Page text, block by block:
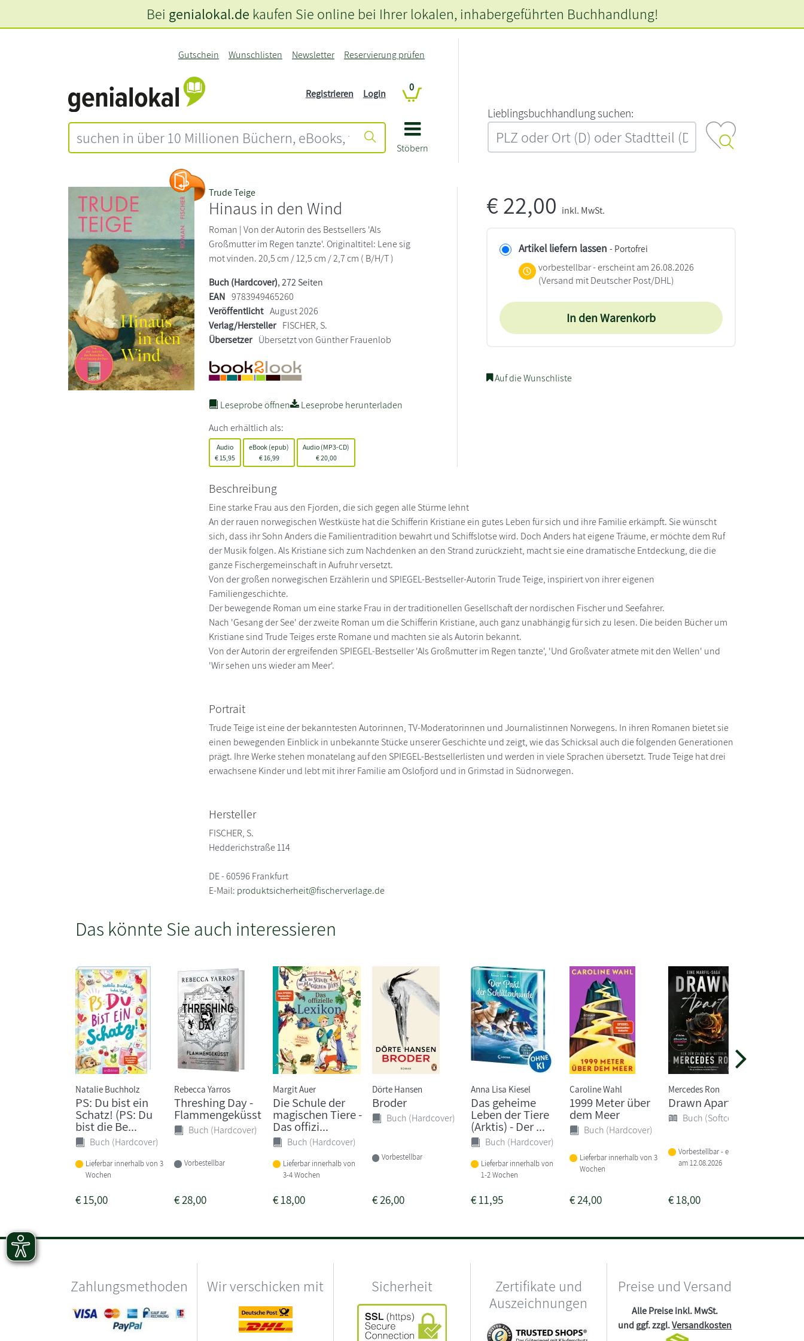
Stöbern
Gutschein Wunschlisten Newsletter Reservierung prüfen
Registrieren Login
0
L‍i‍e‍b‍l‍i‍n‍g‍s‍b‍u‍c‍h‍h‍a‍n‍d‍l‍u‍n‍g‍ ‍s‍u‍c‍h‍e‍n‍:‍
Bei genialokal.de kaufen Sie online bei Ihrer lokalen, inhabergeführten Buchhandlung!
Trude Teige
Hinaus in den Wind
Roman | Von der Autorin des Bestsellers 'Als
Großmutter im Regen tanzte'. Originaltitel: Lene sig
mot vinden. 20,5 cm / 12,5 cm / 2,7 cm ( B/H/T )
Buch (Hardcover), 272 Seiten
EAN 9783949465260
Veröffentlicht August 2026
Verlag/Hersteller FISCHER, S.
Übersetzer Übersetzt von Günther Frauenlob
Leseprobe öffnen
Leseprobe herunterladen
Auch erhältlich als:
Audio
€ 15,95
eBook (epub)
€16,99
Audio (MP3-CD)
€20,00
€22,00 inkl. MwSt.
Artikel liefern lassen - Portofrei
vorbestellbar - erscheint am 26.08.2026
(Versand mit Deutscher Post/DHL)
In den Warenkorb
Auf die Wunschliste
Beschreibung
Eine starke Frau aus den Fjorden, die sich gegen alle Stürme lehnt
An der rauen norwegischen Westküste hat die Schifferin Kristiane ein gutes Leben für sich und ihre Familie erkämpft. Sie wünscht
sich, dass ihr Sohn Anders die Familientradition bewahrt und Schiffslotse wird. Doch Anders hat eigene Träume, er möchte dem Ruf
der Musik folgen. Als Kristiane sich zum Nachdenken an den Strand zurückzieht, macht sie eine dramatische Entdeckung, die die
ganze Fischergemeinschaft in Aufruhr versetzt.
Von der großen norwegischen Erzählerin und SPIEGEL-Bestseller-Autorin Trude Teige, inspiriert von ihrer eigenen
Familiengeschichte.
Der bewegende Roman um eine starke Frau in der traditionellen Gesellschaft der nordischen Fischer und Seefahrer.
Nach 'Gesang der See' der zweite Roman um die Schifferin Kristiane, auch ganz unabhängig für sich zu lesen. Die beiden Bücher um
Kristiane sind Trude Teiges erste Romane und machten sie als Autorin bekannt.
Von der Autorin der ergreifenden SPIEGEL-Bestseller 'Als Großmutter im Regen tanzte', 'Und Großvater atmete mit den Wellen' und
'Wir sehen uns wieder am Meer'.
Portrait
Trude Teige ist eine der bekanntesten Autorinnen, TV-Moderatorinnen und Journalistinnen Norwegens. In ihren Romanen bietet sie
einen bewegenden Einblick in unbekannte Stücke unserer Geschichte und zeigt, wie das Schicksal auch die folgenden Generationen
prägt. Ihre Werke stehen monatelang auf den SPIEGEL-Bestsellerlisten und werden in viele Sprachen übersetzt. Trude Teige hat drei
erwachsene Kinder und lebt mit ihrer Familie am Oslofjord und in Grimstad in Südnorwegen.
Hersteller
FISCHER, S.
Hedderichstraße 114
DE - 60596 Frankfurt
E-Mail: produktsicherheit@fischerverlage.de
Das könnte Sie auch interessieren
Natalie Buchholz
PS: Du bist ein
Schatz! (PS: Du
bist die Be...
Buch (Hardcover)
Lieferbar innerhalb von 3
Wochen
€15,00
Rebecca Yarros
Threshing Day -
Flammengeküsst
Buch (Hardcover)
Vorbestellbar
€28,00
Margit Auer
Die Schule der
magischen Tiere -
Das offizi...
Buch (Hardcover)
Lieferbar innerhalb von
3-4 Wochen
€18,00
Dörte Hansen
Broder
Buch (Hardcover)
Vorbestellbar
€26,00
Anna Lisa Kiesel
Das geheime
Leben der Tiere
(Arktis) - Der ...
Buch (Hardcover)
Lieferbar innerhalb von
1-2 Wochen
€11,95
Caroline Wahl
1999 Meter über
dem Meer
Buch (Hardcover)
Lieferbar innerhalb von 3
Wochen
€24,00
Mercedes Ron
Drawn Apart
Buch (Softcover)
Vorbestellbar - erscheint
am 12.08.2026
€18,00
Zahlungsmethoden Wir verschicken mit Sicherheit
Zertifikate und
Auszeichnungen
Preise und Versand
Alle Preise inkl. MwSt.
und ggf. zzgl.Versandkosten